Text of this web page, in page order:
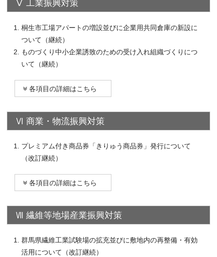
Ⅴ 工業振興対策
桐生市工場アパートの増設並びに企業用共同倉庫の新設に
ついて（継続）
ものづくり中小企業誘致のための受け入れ組織づくりにつ
いて（継続）
各項目の詳細はこちら
Ⅵ 商業・物流振興対策
プレミアム付き商品券「きりゅう商品券」発行について
（改訂継続）
各項目の詳細はこちら
Ⅶ 繊維等地場産業振興対策
群馬県繊維工業試験場の拡充並びに敷地内の再整備・有効
活用について（改訂継続）